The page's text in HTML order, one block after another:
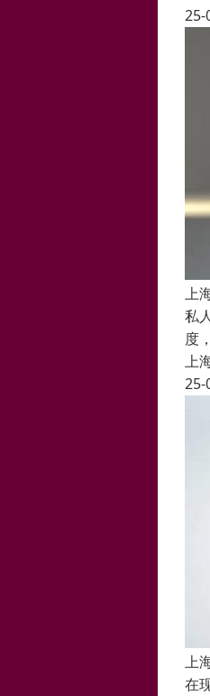
25-
上
私
度
上
25-
上
在